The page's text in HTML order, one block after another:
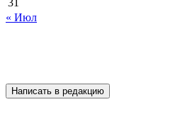
31
« Июл
Написать в редакцию